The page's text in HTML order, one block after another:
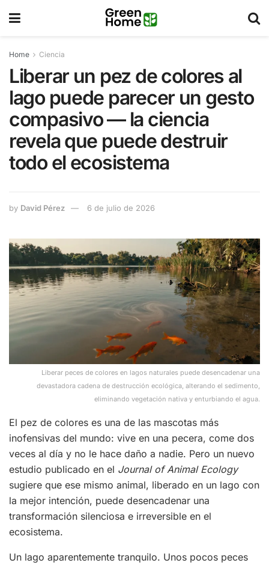
Home Ciencia
Liberar un pez de colores al
lago puede parecer un gesto
compasivo — la ciencia
revela que puede destruir
todo el ecosistema
by David Pérez 6 de julio de 2026
Liberar peces de colores en lagos naturales puede desencadenar una
devastadora cadena de destrucción ecológica, alterando el sedimento,
eliminando vegetación nativa y enturbiando el agua.
El pez de colores es una de las mascotas más
inofensivas del mundo: vive en una pecera, come dos
veces al día y no le hace daño a nadie. Pero un nuevo
estudio publicado en el Journal of Animal Ecology
sugiere que ese mismo animal, liberado en un lago con
la mejor intención, puede desencadenar una
transformación silenciosa e irreversible en el
ecosistema.
Un lago aparentemente tranquilo. Unos pocos peces